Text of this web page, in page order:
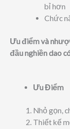
bỉ hơn
Chức
Ưu điểm và
đầu nghiền dao
Ưu Điểm
Nhỏ gọn,
Thiết kế